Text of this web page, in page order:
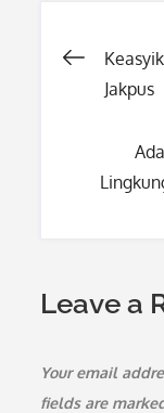
Post
Jakpus
Leave a
Your email
fields are